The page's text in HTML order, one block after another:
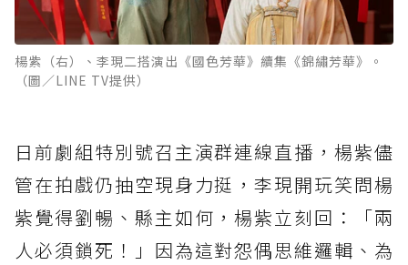
楊紫（右）、李現二搭演出《國色芳華》續集《錦繡芳華》。
（圖／LINE TV提供）
日前劇組特別號召主演群連線直播，楊紫儘
管在拍戲仍抽空現身力挺，李現開玩笑問楊
紫覺得劉暢、縣主如何，楊紫立刻回：「兩
人必須鎖死！」因為這對怨偶思維邏輯、為